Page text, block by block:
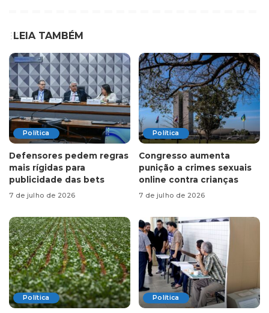
LEIA TAMBÉM
Política
Defensores pedem regras
mais rígidas para
publicidade das bets
7 de julho de 2026
Política
Congresso aumenta
punição a crimes sexuais
online contra crianças
7 de julho de 2026
Política Política